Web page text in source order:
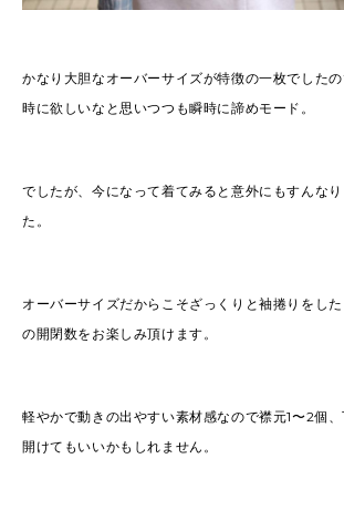
かなり大胆なオーバーサイズが特徴の一枚でした
時に欲しいなと思いつつも瞬時に諦めモード。
でしたが、今になって着てみると意外にもすんな
た。
オーバーサイズだからこそざっくりと袖捲りをし
の開閉数をお楽しみ頂けます。
軽やかで動きの出やすい素材感なので襟元1〜2個
開けてもいいかもしれません。